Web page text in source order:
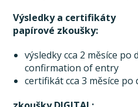
Výsledky a certifikáty
papírové zkoušky:
výsledky cca 2 měsíce po
confirmation of entry
certifikát cca 3 měsíce